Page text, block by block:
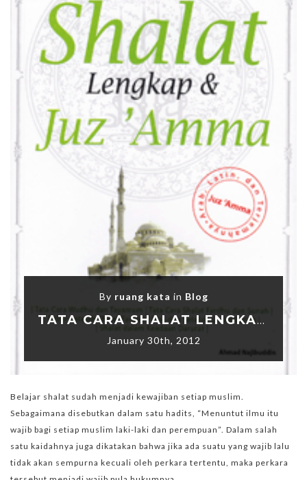
By ruang kata in Blog
TATA CARA SHALAT LENGKAP DAN PRAKTIS
January 30th, 2012
Belajar shalat sudah menjadi kewajiban setiap muslim.
Sebagaimana disebutkan dalam satu hadits, “Menuntut ilmu itu
wajib bagi setiap muslim laki-laki dan perempuan”. Dalam salah
satu kaidahnya juga dikatakan bahwa jika ada suatu yang wajib lalu
tidak akan sempurna kecuali oleh perkara tertentu, maka perkara